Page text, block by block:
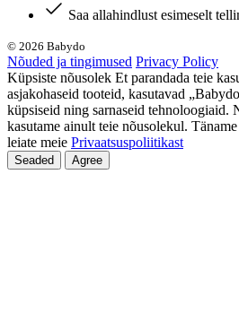
Saa allahindlust esimeselt
© 2026 Babydo
Nõuded ja tingimused Privacy Policy
Küpsiste nõusolek Et parandada teie
asjakohaseid tooteid, kasutavad
küpsiseid ning sarnaseid tehnoloogiaid.
kasutame ainult teie nõusolekul.
leiate meie Privaatsuspoliitikast
Seaded Agree